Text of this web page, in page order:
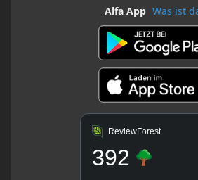
Alfa App Was ist
ReviewForest
392